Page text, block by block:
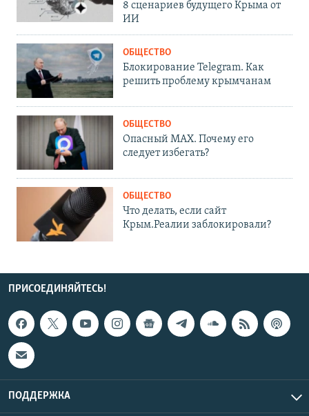
8 сценариев будущего Крыма от
ИИ
ОБЩЕСТВО
Блокирование Telegram. Как
решить проблему крымчанам
ОБЩЕСТВО
Опасный MAX. Почему его
следует избегать?
ОБЩЕСТВО
Что делать, если сайт
Крым.Реалии заблокировали?
ПРИСОЕДИНЯЙТЕСЬ!
ПОДДЕРЖКА